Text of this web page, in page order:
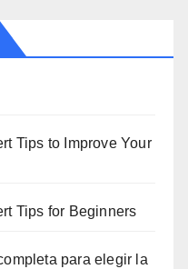
Tips to Improve Your
Tips for Beginners
para elegir la